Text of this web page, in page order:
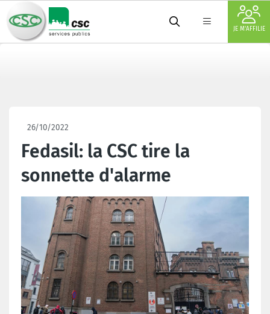
JE M'AFFILIE
26/10/2022
Fedasil: la CSC tire la
sonnette d'alarme